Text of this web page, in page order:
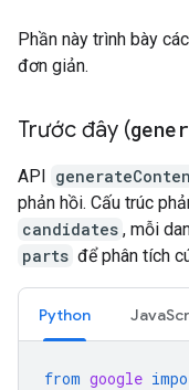
Phần này trình bày
đơn giản.
Trước đây (
API
phản hồi. Cấu trúc
candidates , mỗi
parts để phân tích
Python
from google